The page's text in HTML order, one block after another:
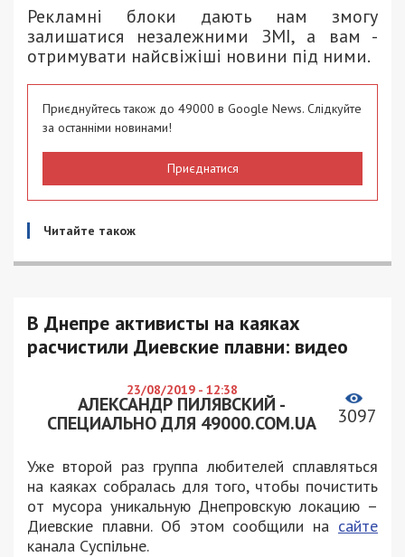
Рекламні блоки дають нам змогу
залишатися незалежними ЗМІ, а вам -
отримувати найсвіжіші новини під ними.
Приєднуйтесь також до 49000 в Google News. Слідкуйте
за останніми новинами!
Приєднатися
Читайте також
В Днепре активисты на каяках
расчистили Диевские плавни: видео
23/08/2019 - 12:38
АЛЕКСАНДР ПИЛЯВСКИЙ -
СПЕЦИАЛЬНО ДЛЯ 49000.COM.UA
3097
Уже второй раз группа любителей сплавляться
на каяках собралась для того, чтобы почистить
от мусора уникальную Днепровскую локацию –
Диевские плавни. Об этом сообщили на сайте
канала Суспільне.